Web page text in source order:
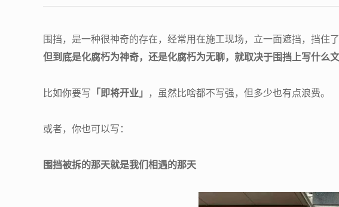
围挡，是一种很神奇的存在，经常用在施工现场，立一面遮挡，挡住
但到底是化腐朽为神奇，还是化腐朽为无聊，就取决于围挡上写什么文
比如你要写 「即将开业」 ，虽然比啥都不写强，但多少也有点浪费。
或者，你也可以写：
围挡被拆的那天就是我们相遇的那天